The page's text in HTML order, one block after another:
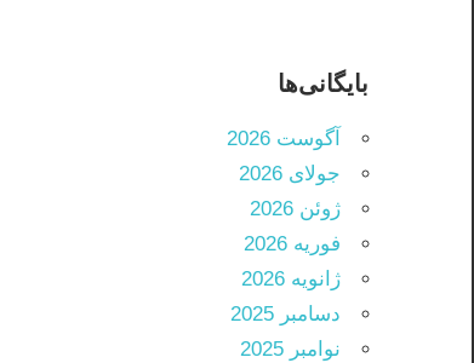
بایگانی‌ها
آگوست 2026
جولای 2026
ژوئن 2026
فوریه 2026
ژانویه 2026
دسامبر 2025
نوامبر 2025